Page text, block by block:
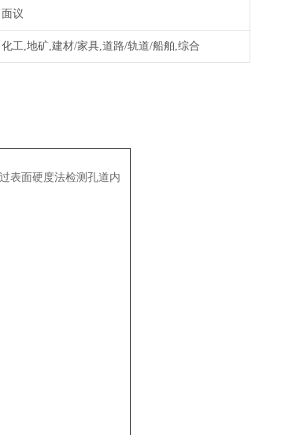
面议
化工,地矿,建材/家具,道路/轨道/船舶,综合
表面硬度法检测孔道内